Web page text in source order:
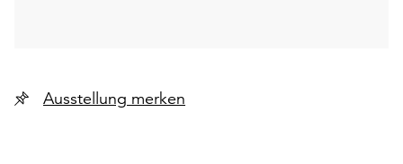
Ausstellung merken